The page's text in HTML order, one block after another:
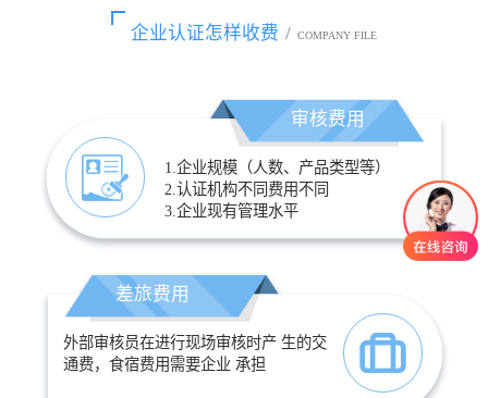
企业认证怎样收费 / COMPANY FILE
审核费用
1.企业规模（人数、产品类型等）
2.认证机构不同费用不同
3.企业现有管理水平
差旅费用
外部审核员在进行现场审核时产 生的交
通费，食宿费用需要企业 承担